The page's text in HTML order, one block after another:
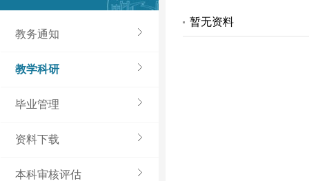
教务通知
教学科研
毕业管理
资料下载
本科审核评估
暂无资料